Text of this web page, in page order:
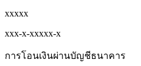
xxxxx
xxx-x-xxxxx-x
การโอนเงินผ่านบัญชีธนาคาร